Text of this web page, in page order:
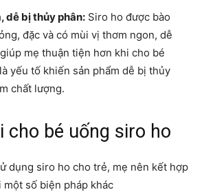
dễ bị thủy phân: Siro ho được bào
đặc và có mùi vị thơm ngon, dễ
mẹ thuận tiện hơn khi cho bé
yếu tố khiến sản phẩm dễ bị thủy
chất lượng.
cho bé uống siro ho